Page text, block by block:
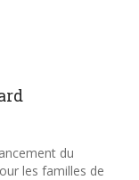
du
les familles de